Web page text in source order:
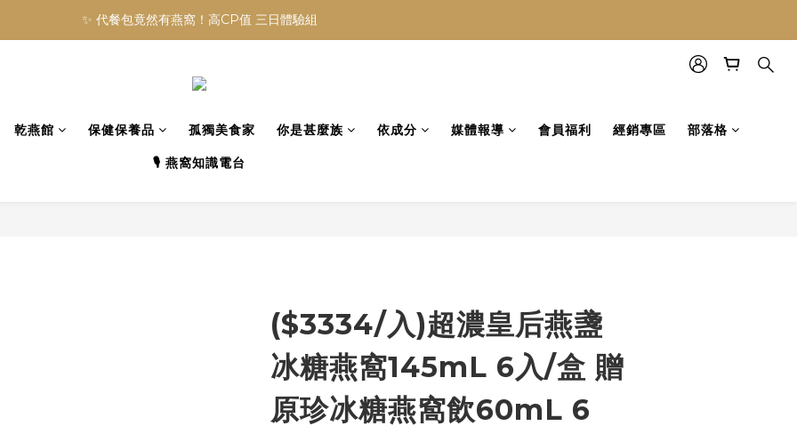
✨ 代餐包竟然有燕窩！高CP值 三日體驗組
乾燕館 保健保養品 孤獨美食家 你是甚麼族 依成分 媒體報導 會員福利 經銷專區 部落格
🎙️ 燕窩知識電台
($3334/入)超濃皇后燕盞
冰糖燕窩145mL 6入/盒 贈
原珍冰糖燕窩飲60mL 6